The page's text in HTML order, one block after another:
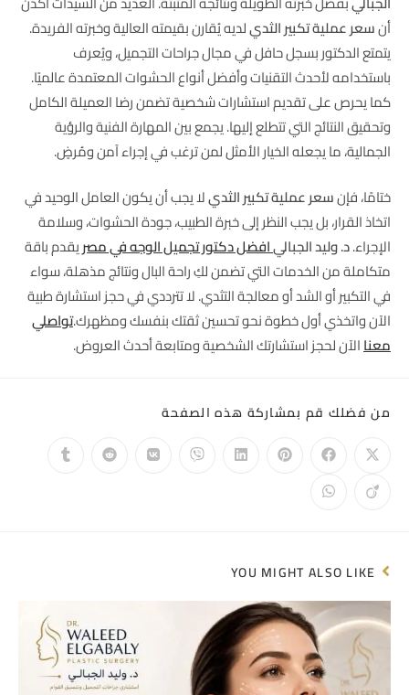
أنسعر عملية تكبير الثديلديه يُقارن بقيمته العالية وخبرته الفريدة.
يتمتع الدكتور بسجل حافل في مجال جراحات التجميل، ويُعرف
باستخدامه لأحدث التقنيات وأفضل أنواع الحشوات المعتمدة عالميًا.
كما يحرص على تقديم استشارات شخصية تضمن رضا العميلة الكامل
وتحقيق النتائج التي تتطلع إليها. يجمع بين المهارة الفنية والرؤية
الجمالية، ما يجعله الخيار الأمثل لمن ترغب في إجراء آمن ومُرضٍ.
ختامًا، فإنسعر عملية تكبير الثديلا يجب أن يكون العامل الوحيد في
اتخاذ القرار، بل يجب النظر إلى خبرة الطبيب، جودة الحشوات، وسلامة
الإجراء.د. وليد الجباليافضل دكتور تجميل الوجه في مصريقدم باقة
متكاملة من الخدمات التي تضمن لكِ راحة البال ونتائج مذهلة، سواء
في التكبير أو الشد أو معالجة التثدي. لا تترددي في حجز استشارة طبية
الآن واتخذي أول خطوة نحو تحسين ثقتك بنفسك ومظهرك.تواصلي
معناالآن لحجز استشارتك الشخصية ومتابعة أحدث العروض.
من فضلك قم بمشاركة هذه الصفحة
YOU MIGHT ALSO LIKE